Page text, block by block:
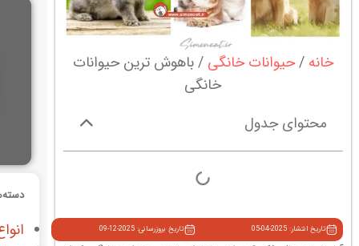
خانه حیوانات خانگی باهوش ترین حیوانات
خانگی
محتوای جدول
تاریخ انتشار: 2025-04-05 تاریخ بروزرسانی: 2025-12-09